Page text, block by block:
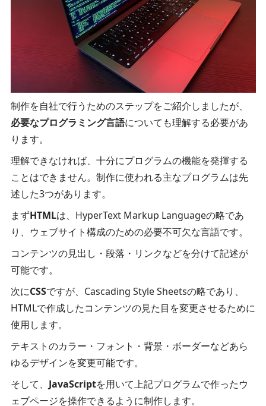
制作を自社で行うためのステップをご紹介しましたが、
必要なプログラミング言語についても理解する必要があ
ります。
理解できなければ、十分にプログラムの機能を発揮する
ことはできません。制作に使われる主なプログラムは先
述した3つがあります。
まずHTMLは、HyperText Markup Languageの略であ
り、ウェブサイト構成のための必要不可欠な言語です。
コンテンツの見出し・段落・リンクなどを分けて記述が
可能です。
次にCSSですが、Cascading Style Sheetsの略であり、
HTMLで作成したコンテンツの見た目を変更させるために
使用します。
テキストのカラー・フォント・背景・ボーダーなどあら
ゆるデザインを変更可能です。
そして、 JavaScriptを用いて上記プログラムで作ったウ
ェブページを操作できるように制作します。